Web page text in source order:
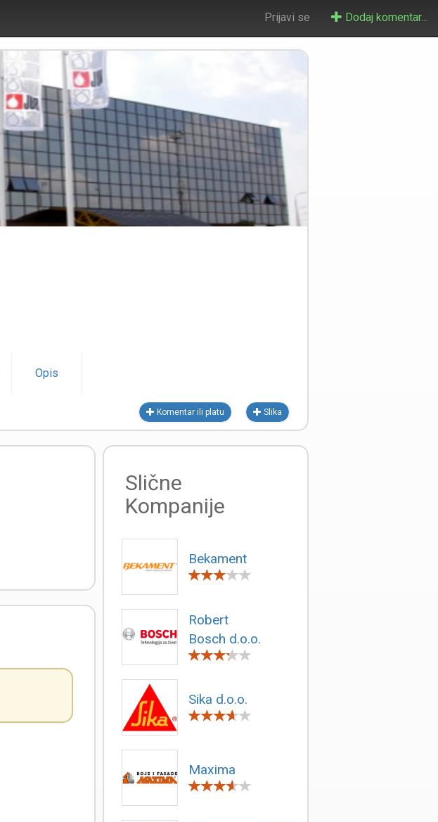
Prijavi se Dodaj komentar...
Opis
Komentar ili platu Slika
Slične
Kompanije
Bekament
Robert
Bosch d.o.o.
Sika d.o.o.
Maxima